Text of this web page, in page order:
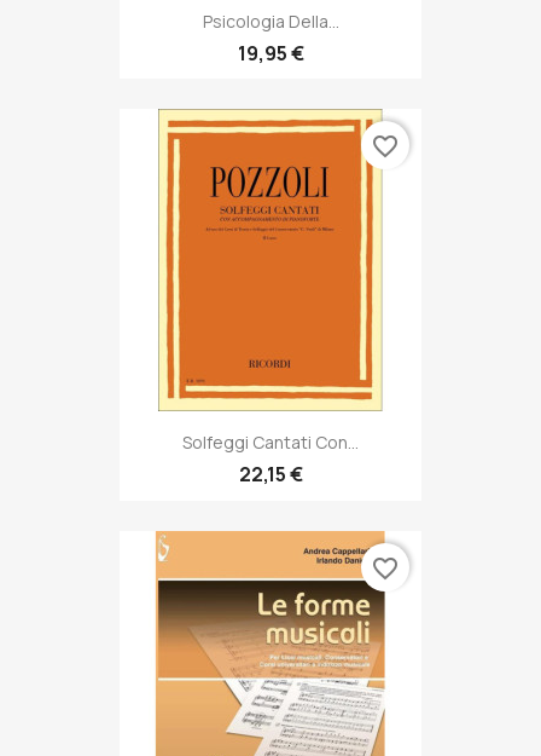
Psicologia Della...
19,95 €
Solfeggi Cantati Con...
22,15 €
favorite_border
favorite_border